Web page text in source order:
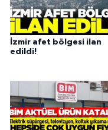
İzmir afet bölgesi ilan
edildi!